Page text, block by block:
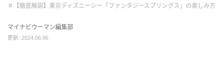
＃【徹底解説】東京ディズニーシー「ファンタジースプリングス」の楽しみ方
マイナビウーマン編集部
更新: 2024.06.06